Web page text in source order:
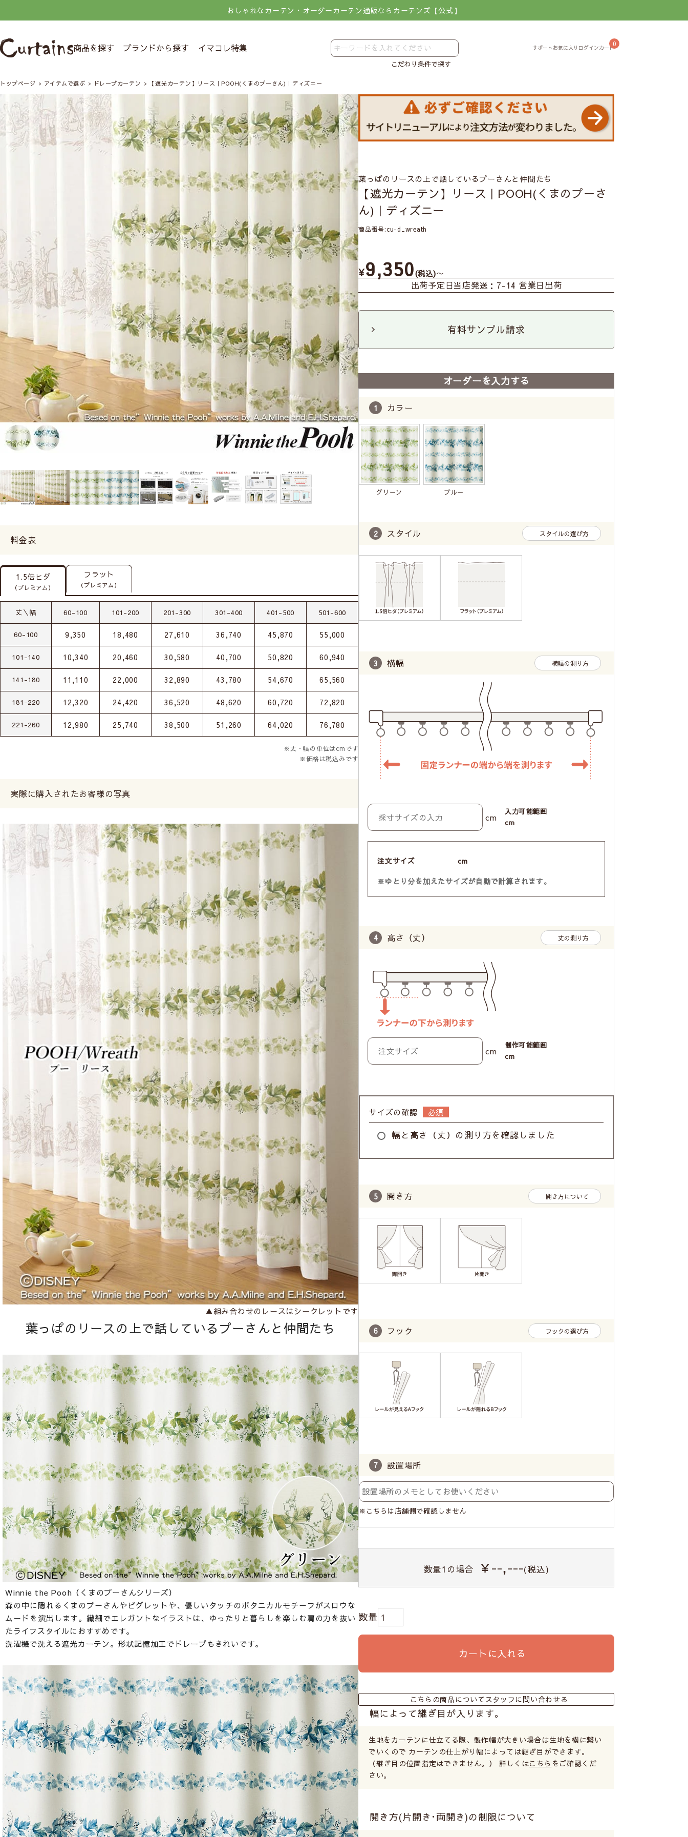
おしゃれなカーテン・オーダーカーテン通販ならカーテンズ【公式】
商品を探す ブランドから探す イマコレ特集
こだわり条件で探す
0
トップページ アイテムで選ぶ ドレープカーテン 【遮光カーテン】リース｜POOH(くまのプーさん)｜ディズニー
料金表
1.5倍ヒダ
（プレミアム）
フラット
（プレミアム）
丈＼幅 60-100 101-200 201-300 301-400 401-500 501-600
60-100 9,350 18,480 27,610 36,740 45,870 55,000
101-140 10,340 20,460 30,580 40,700 50,820 60,940
141-180 11,110 22,000 32,890 43,780 54,670 65,560
181-220 12,320 24,420 36,520 48,620 60,720 72,820
221-260 12,980 25,740 38,500 51,260 64,020 76,780
※丈・幅の単位はcmです
※価格は税込みです
実際に購入されたお客様の写真
▲組み合わせのレースはシークレットです
葉っぱのリースの上で話しているプーさんと仲間たち
Winnie the Pooh（くまのプーさんシリーズ）
森の中に隠れるくまのプーさんやピグレットや、優しいタッチのボタニカルモチーフがスロウな
ムードを演出します。繊細でエレガントなイラストは、ゆったりと暮らしを楽しむ肩の力を抜い
たライフスタイルにおすすめです。
洗濯機で洗える遮光カーテン。形状記憶加工でドレープもきれいです。
葉っぱのリースの上で話しているプーさんと仲間たち
【遮光カーテン】リース｜POOH(くまのプーさ
ん)｜ディズニー
商品番号 cu-d_wreath
¥9,350 税込 〜
出荷予定日当店発送：7-14 営業日出荷
有料サンプル請求
オーダーを入力する
カラー
グリーン ブルー
スタイル スタイルの選び方
横幅 横幅の測り方
cm
入力可能範囲
cm
注文サイズ cm
※ゆとり分を加えたサイズが自動で計算されます。
高さ（丈） 丈の測り方
cm
制作可能範囲
cm
サイズの確認
幅と高さ（丈）の測り方を確認しました
開き方 開き方について
フック フックの選び方
設置場所
※こちらは店舗側で確認しません
数量1 の場合 ￥--,---(税込)
カートに入れる
こちらの商品についてスタッフに問い合わせる
幅によって継ぎ目が入ります。
生地をカーテンに仕立てる際、製作幅が大きい場合は生地を横に繋い
でいくので カーテンの仕上がり幅によっては継ぎ目ができます。
（継ぎ目の位置指定はできません。） 詳しくはこちら をご確認くだ
さい。
開き方(片開き･両開き)の制限について